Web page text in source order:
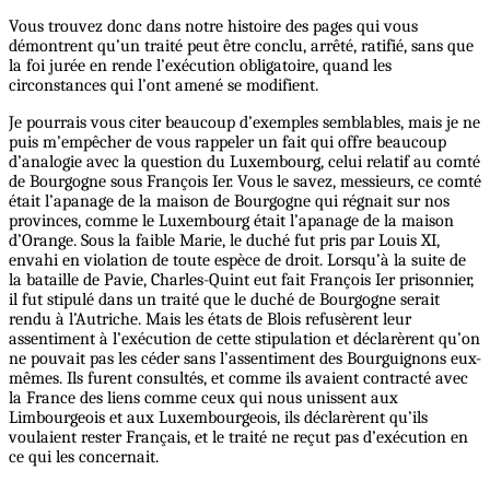
Vous trouvez donc dans notre histoire des pages qui vous
démontrent qu’un traité peut être conclu, arrêté, ratifié, sans que
la foi jurée en rende l’exécution obligatoire, quand les
circonstances qui l’ont amené se modifient.
Je pourrais vous citer beaucoup d’exemples semblables, mais je ne
puis m’empêcher de vous rappeler un fait qui offre beaucoup
d’analogie avec la question du Luxembourg, celui relatif au comté
de Bourgogne sous François Ier. Vous le savez, messieurs, ce comté
était l’apanage de la maison de Bourgogne qui régnait sur nos
provinces, comme le Luxembourg était l’apanage de la maison
d’Orange. Sous la faible Marie, le duché fut pris par Louis XI,
envahi en violation de toute espèce de droit. Lorsqu’à la suite de
la bataille de Pavie, Charles-Quint eut fait François Ier prisonnier,
il fut stipulé dans un traité que le duché de Bourgogne serait
rendu à l’Autriche. Mais les états de Blois refusèrent leur
assentiment à l’exécution de cette stipulation et déclarèrent qu’on
ne pouvait pas les céder sans l’assentiment des Bourguignons eux-
mêmes. Ils furent consultés, et comme ils avaient contracté avec
la France des liens comme ceux qui nous unissent aux
Limbourgeois et aux Luxembourgeois, ils déclarèrent qu’ils
voulaient rester Français, et le traité ne reçut pas d’exécution en
ce qui les concernait.